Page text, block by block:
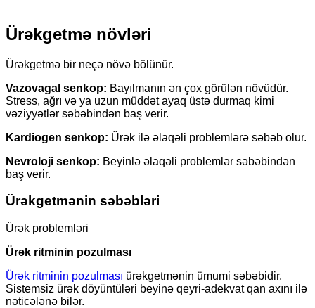
Ürəkgetmə növləri
Ürəkgetmə bir neçə növə bölünür.
Vazovagal senkop: Bayılmanın ən çox görülən növüdür.
Stress, ağrı və ya uzun müddət ayaq üstə durmaq kimi
vəziyyətlər səbəbindən baş verir.
Kardiogen senkop: Ürək ilə əlaqəli problemlərə səbəb olur.
Nevroloji senkop: Beyinlə əlaqəli problemlər səbəbindən
baş verir.
Ürəkgetmənin səbəbləri
Ürək problemləri
Ürək ritminin pozulması
Ürək ritminin pozulması ürəkgetmənin ümumi səbəbidir.
Sistemsiz ürək döyüntüləri beyinə qeyri-adekvat qan axını ilə
nəticələnə bilər.